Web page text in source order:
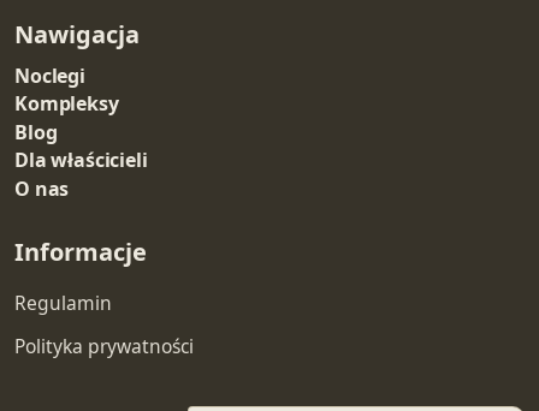
Nawigacja
Noclegi
Kompleksy
Blog
Dla właścicieli
O nas
Informacje
Regulamin
Polityka prywatności